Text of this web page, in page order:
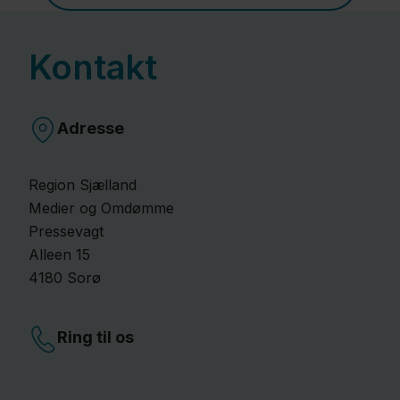
Kontakt
Adresse
Region Sjælland
Medier og Omdømme
Pressevagt
Alleen 15
4180 Sorø
Ring til os